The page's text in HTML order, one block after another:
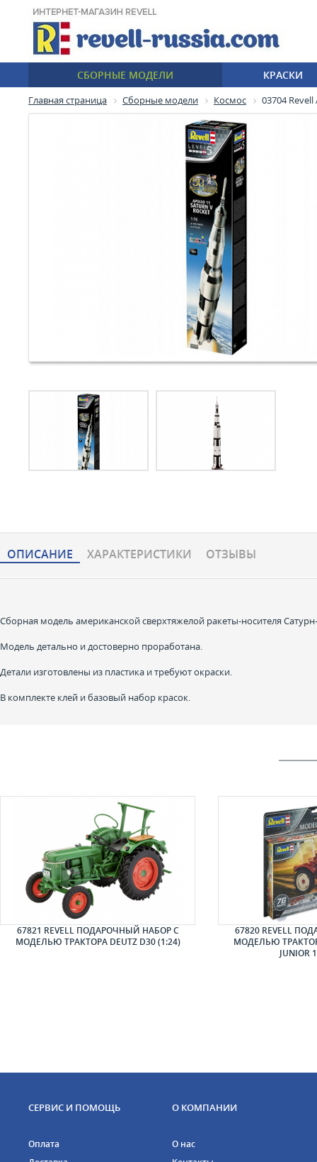
СБОРНЫЕ МОДЕЛИ КРАСКИ
Главная страница Сборные модели Космос 03704
ОПИСАНИЕ ХАРАКТЕРИCТИКИ ОТЗЫВЫ
Сборная модель американской сверхтяжелой ракеты-носителя
Модель детально и достоверно проработана.
Детали изготовлены из пластика и требуют окраски.
В комплекте клей и базовый набор красок.
67821 REVELL ПОДАРОЧНЫЙ НАБОР С
МОДЕЛЬЮ ТРАКТОРА DEUTZ D30 (1:24)
67820 REVELL
МОДЕЛЬЮ
JUNIOR
СЕРВИС И ПОМОЩЬ
Оплата
О КОМПАНИИ
О нас